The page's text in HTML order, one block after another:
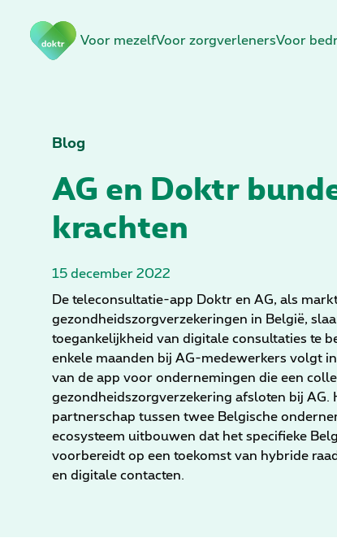
Voor mezelfVoor zorgverlenersVoor
Blog
AG en Doktr
krachten
15 december 2022
De teleconsultatie-app Doktr en AG, als
gezondheidszorgverzekeringen in België,
toegankelijkheid van digitale consultaties te
enkele maanden bij AG-medewerkers volgt
van de app voor ondernemingen die een
gezondheidszorgverzekering afsloten bij AG.
partnerschap tussen twee Belgische
ecosysteem uitbouwen dat het specifieke
voorbereidt op een toekomst van hybride
en digitale contacten.